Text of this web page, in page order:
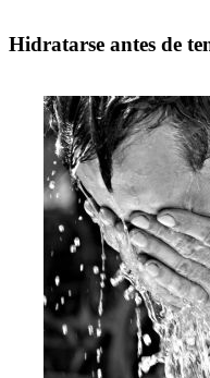
Hidratarse antes de